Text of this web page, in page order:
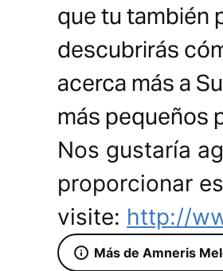
que tu también
descubrirás
acerca más a
más pequeños
Nos gustaría
proporcionar
visite: http://
Más de Amneris